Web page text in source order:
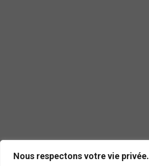
Nous respectons votre vie privée.